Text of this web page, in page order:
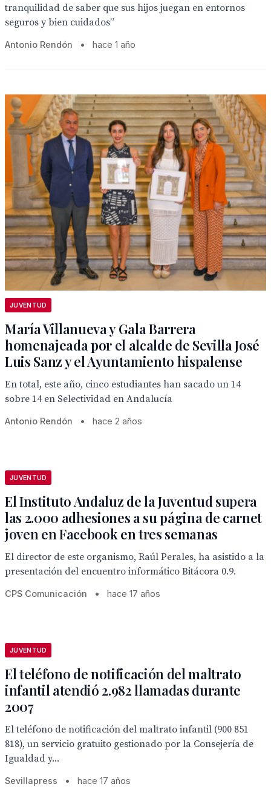
tranquilidad de saber que sus hijos juegan en entornos
seguros y bien cuidados”
Antonio Rendón • hace 1 año
JUVENTUD
María Villanueva y Gala Barrera
homenajeada por el alcalde de Sevilla José
Luis Sanz y el Ayuntamiento hispalense
En total, este año, cinco estudiantes han sacado un 14
sobre 14 en Selectividad en Andalucía
Antonio Rendón • hace 2 años
JUVENTUD
El Instituto Andaluz de la Juventud supera
las 2.000 adhesiones a su página de carnet
joven en Facebook en tres semanas
El director de este organismo, Raúl Perales, ha asistido a la
presentación del encuentro informático Bitácora 0.9.
CPS Comunicación • hace 17 años
JUVENTUD
El teléfono de notificación del maltrato
infantil atendió 2.982 llamadas durante
2007
El teléfono de notificación del maltrato infantil (900 851
818), un servicio gratuito gestionado por la Consejería de
Igualdad y...
Sevillapress • hace 17 años